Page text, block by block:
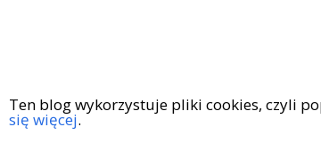
Ten blog wykorzystuje pliki cookies, czyli
się więcej.